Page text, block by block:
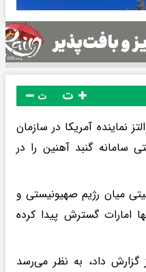
ت
نماینده آمریکا در سازمان
سامانه گنبد آهنین را در
میان رژیم صهیونیستی و
امارات گسترش پیدا کرده
گزارش داد، به نظر می‌رسد